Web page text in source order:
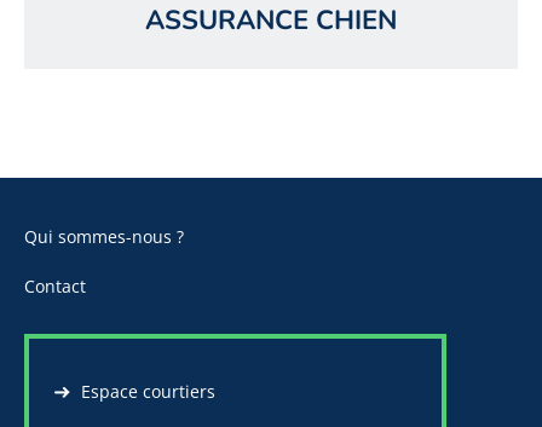
ASSURANCE CHIEN
Qui sommes-nous ?
Contact
Espace courtiers